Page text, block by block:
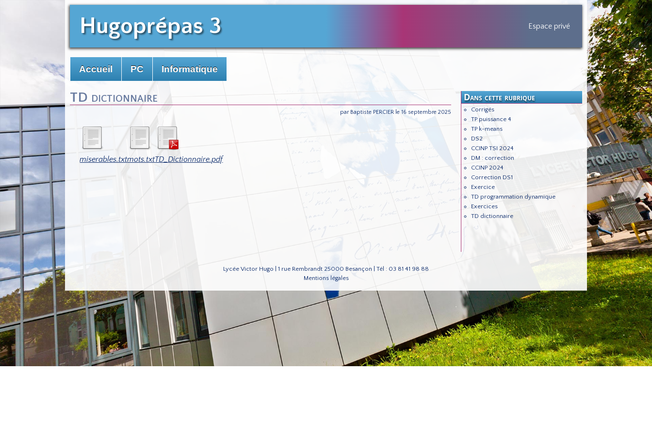
Hugoprépas 3 Espace privé
Accueil PC Informatique
Dans cette rubrique
Corrigés
TP puissance 4
TP k-means
DS2
CCINP TSI 2024
DM : correction
CCINP 2024
Correction DS1
Exercice
TD programmation dynamique
Exercices
TD dictionnaire
TD dictionnaire
par Baptiste PERCIER le 16 septembre 2025
miserables.txtmots.txtTD_Dictionnaire.pdf
Lycée Victor Hugo | 1 rue Rembrandt 25000 Besançon | Tél : 03 81 41 98 88
Mentions légales